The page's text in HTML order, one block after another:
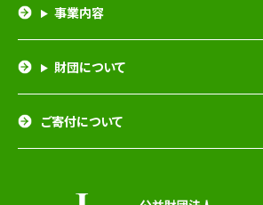
事業内容
財団について
ご寄付について